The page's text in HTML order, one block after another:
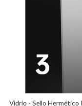
Vidrio - Sello Hermético